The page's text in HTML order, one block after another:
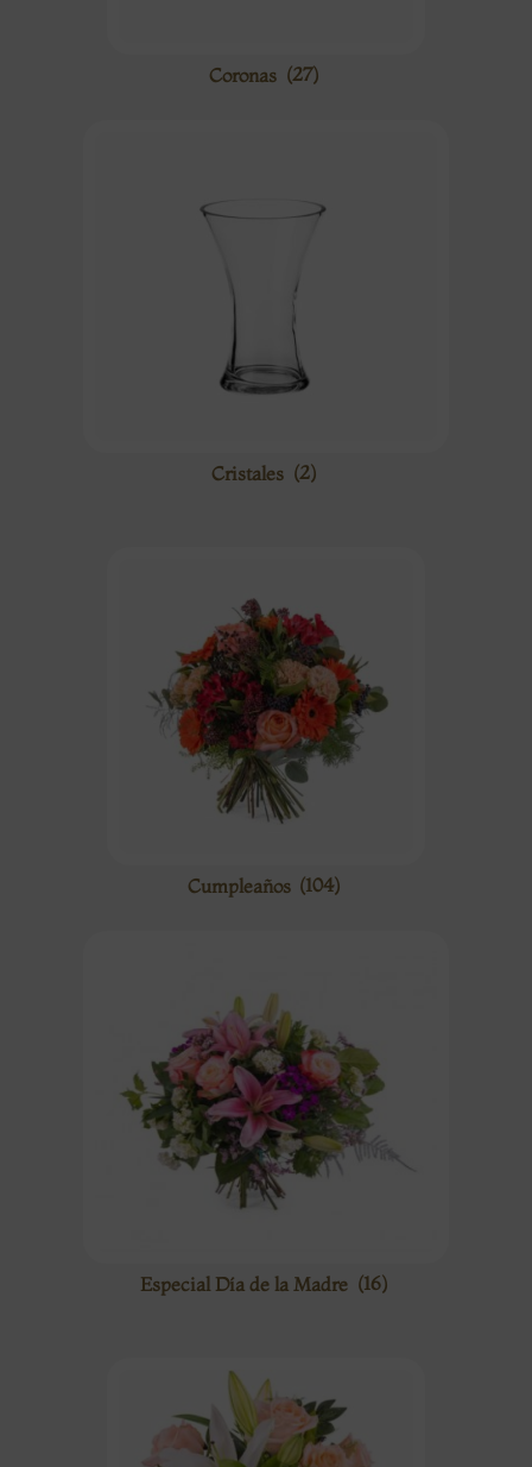
Coronas (27)
Cristales (2)
Cumpleaños (104)
Especial Día de la Madre (16)